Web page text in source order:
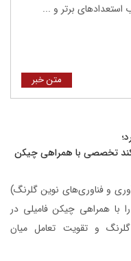
برتر و ...
متن خبر
تخصصی با همراهی چیکن
و فناوری‌های نوین گلرنگ)
با همراهی چیکن فامیلی در
و تقویت تعامل میان